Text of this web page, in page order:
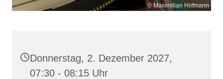
© Maximilian Hofmann
Donnerstag, 2. Dezember 2027,
07:30 - 08:15 Uhr